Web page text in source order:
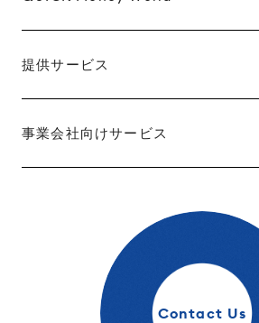
提供サービス
事業会社向けサービス
Contact Us